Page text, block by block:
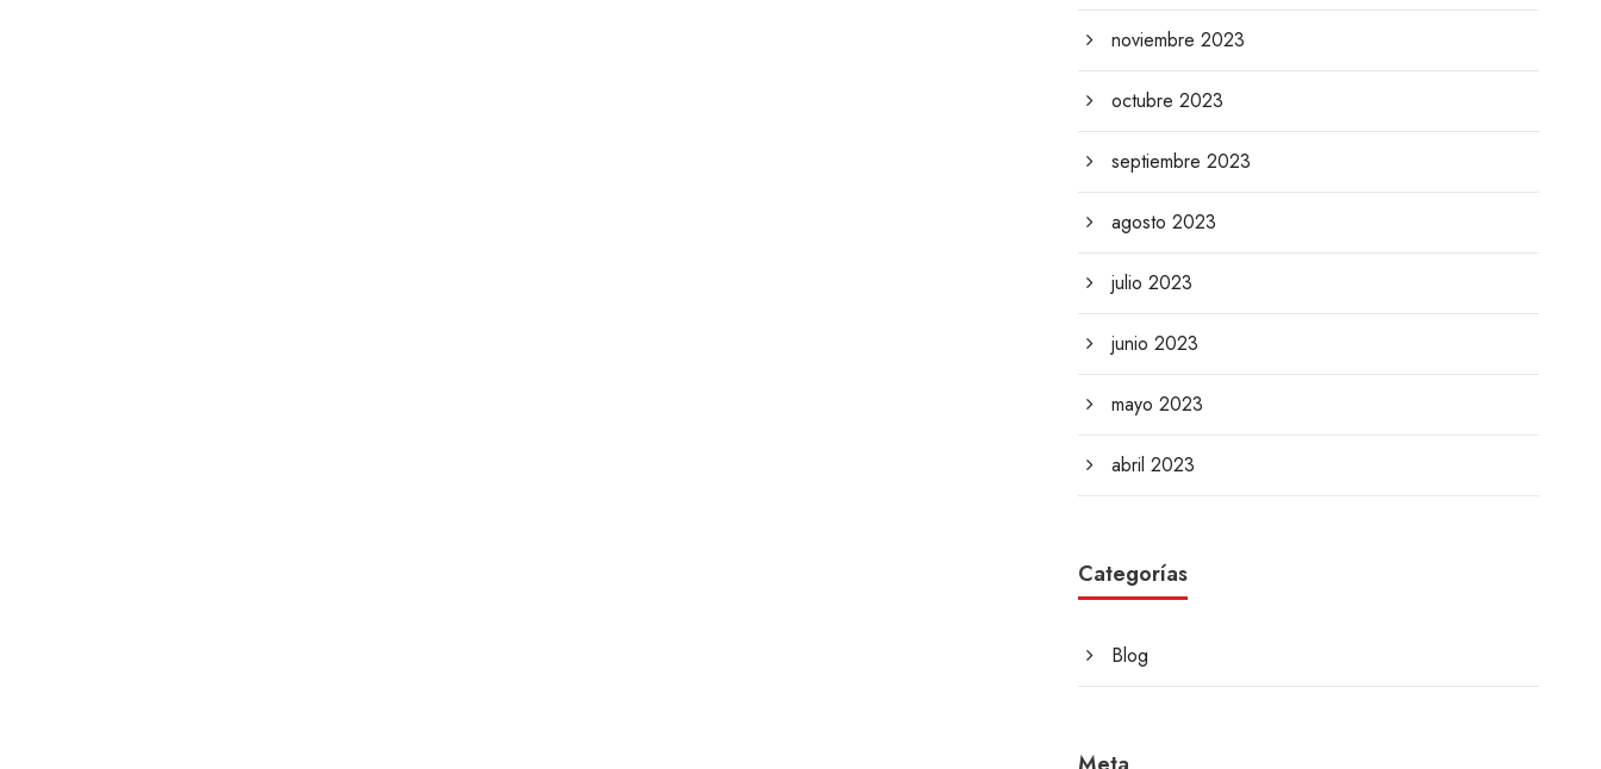
noviembre 2023
octubre 2023
septiembre 2023
agosto 2023
julio 2023
junio 2023
mayo 2023
abril 2023
Categorías
Blog